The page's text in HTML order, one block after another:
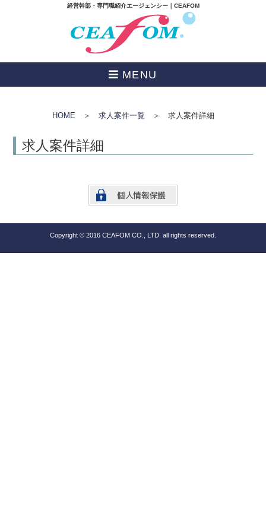
経営幹部・専門職紹介エージェンシー｜CEAFOM
MENU
HOME ＞ 求人案件一覧 ＞ 求人案件詳細
求人案件詳細
Copyright © 2016 CEAFOM CO., LTD. all rights reserved.